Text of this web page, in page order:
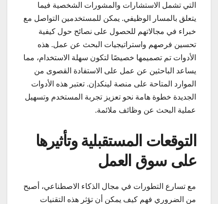
التي تشمل الاستشارات والمشورات الشخصية فيما
يتعلق بالمسار الوظيفي. يمكن للمستخدمين التواصل مع
خبراء في مجالاتهم للحصول على نصائح حول كيفية
تحسين فرصهم واستراتيجيات البحث عن عمل. هذه
الأدوات تم تصميمها خصيصًا لتكون سهلة الاستخدام، مما
يساعد الباحثين عن عمل على الاستفادة القصوى من
الموارد المتاحة على منصة لينكدإن. تعتبر هذه الأدوات
الجديدة خطوة هامة نحو تعزيز تجربة المستخدم وتسهيل
عملية البحث عن وظائف ملائمة.
التوقعات المستقبلية وتأثيرها
على سوق العمل
مع تسارع التطورات في مجال الذكاء الاصطناعي، أصبح
من الضروري فهم كيف يمكن أن تؤثر هذه التقنيات